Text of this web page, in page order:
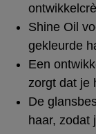
Shine Oil
gekleurde
Een
zorgt dat je
De
haar, zodat